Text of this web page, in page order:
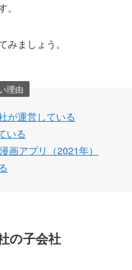
ましょう。
理由
が運営している
いる
画アプリ（2021年）
の子会社